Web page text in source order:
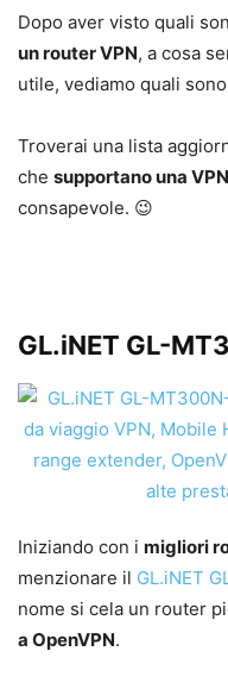
Dopo aver visto quali
un router VPN, a cosa
utile, vediamo quali
Troverai una lista
che supportano una VPN
consapevole. 😉
GL.iNET GL-
Iniziando con i migliori
menzionare il GL.iNET
nome si cela un router
a OpenVPN.